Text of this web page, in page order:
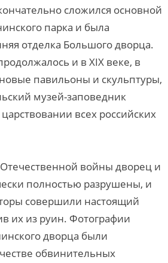
сложился основной
парка и была
отделка Большого дворца.
и в XIX веке, в
павильоны и скульптуры,
музей-заповедник
всех российских
войны дворец и
полностью разрушены, и
совершили настоящий
их из руин. Фотографии
дворца были
обвинительных